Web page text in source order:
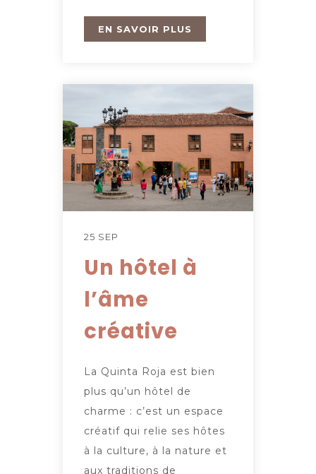
EN SAVOIR PLUS
25 SEP
Un hôtel à
l’âme
créative
La Quinta Roja est bien
plus qu’un hôtel de
charme : c’est un espace
créatif qui relie ses hôtes
à la culture, à la nature et
aux traditions de